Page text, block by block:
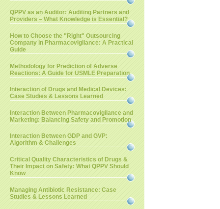
QPPV as an Auditor: Auditing Partners and
Providers – What Knowledge is Essential?
How to Choose the "Right" Outsourcing
Company in Pharmacovigilance: A Practical
Guide
Methodology for Prediction of Adverse
Reactions: A Guide for USMLE Preparation
Interaction of Drugs and Medical Devices:
Case Studies & Lessons Learned
Interaction Between Pharmacovigilance and
Marketing: Balancing Safety and Promotion
Interaction Between GDP and GVP:
Algorithm & Challenges
Critical Quality Characteristics of Drugs &
Their Impact on Safety: What QPPV Should
Know
Managing Antibiotic Resistance: Case
Studies & Lessons Learned